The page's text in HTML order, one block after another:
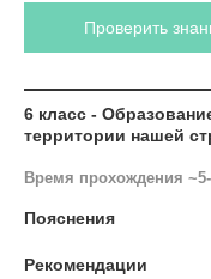
Проверить
6 класс -
территории нашей
Время прохождения
Пояснения
Рекомендации